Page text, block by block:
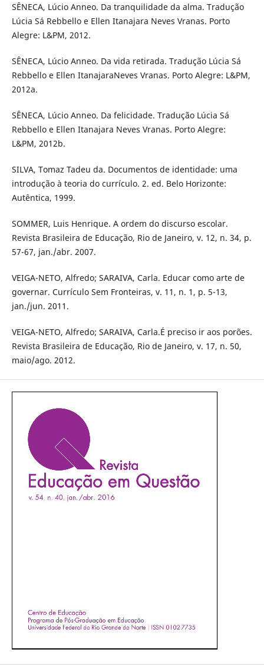
SÊNECA, Lúcio Anneo. Da tranquilidade da alma. Tradução
Lúcia Sá Rebbello e Ellen Itanajara Neves Vranas. Porto
Alegre: L&PM, 2012.
SÊNECA, Lúcio Anneo. Da vida retirada. Tradução Lúcia Sá
Rebbello e Ellen ItanajaraNeves Vranas. Porto Alegre: L&PM,
2012a.
SÊNECA, Lúcio Anneo. Da felicidade. Tradução Lúcia Sá
Rebbello e Ellen Itanajara Neves Vranas. Porto Alegre:
L&PM, 2012b.
SILVA, Tomaz Tadeu da. Documentos de identidade: uma
introdução à teoria do currículo. 2. ed. Belo Horizonte:
Autêntica, 1999.
SOMMER, Luis Henrique. A ordem do discurso escolar.
Revista Brasileira de Educação, Rio de Janeiro, v. 12, n. 34, p.
57-67, jan./abr. 2007.
VEIGA-NETO, Alfredo; SARAIVA, Carla. Educar como arte de
governar. Currículo Sem Fronteiras, v. 11, n. 1, p. 5-13,
jan./jun. 2011.
VEIGA-NETO, Alfredo; SARAIVA, Carla.É preciso ir aos porões.
Revista Brasileira de Educação, Rio de Janeiro, v. 17, n. 50,
maio/ago. 2012.